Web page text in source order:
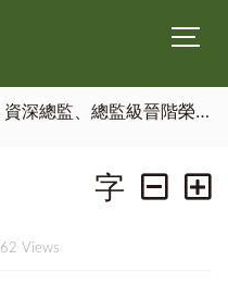
深總監、總監級晉階榮
字
Views